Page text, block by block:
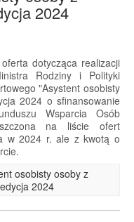
2024
dotycząca realizacji
Rodziny i Polityki
"Asystent osobisty
2024 o sfinansowanie
Wsparcia Osób
na liście ofert
w 2024 r. ale z kwotą o
osobisty osoby z
2024